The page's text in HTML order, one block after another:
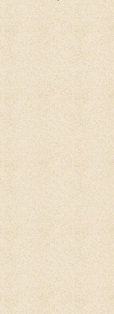
Costa 10
persone
I corsi non
si
giovedì o